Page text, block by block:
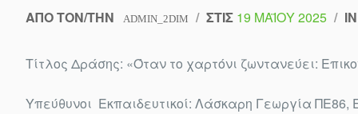
ΑΠΌ ΤΟΝ/ΤΗΝ ADMIN_2DIM / ΣΤΙΣ 19 ΜΑΪ́ΟΥ 2025 /
Τίτλος Δράσης: «Όταν το χαρτόνι ζωντανεύει:
Υπεύθυνοι Εκπαιδευτικοί: Λάσκαρη Γεωργία ΠΕ86,